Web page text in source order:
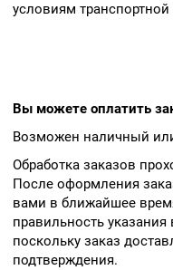
условиям
Вы можете оплатить
Возможен наличный
Обработка заказов
После оформления
вами в ближайшее
правильность
поскольку заказ
подтверждения.